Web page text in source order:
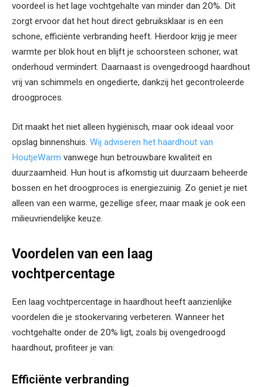
voordeel is het lage vochtgehalte van minder dan 20%. Dit
zorgt ervoor dat het hout direct gebruiksklaar is en een
schone, efficiënte verbranding heeft. Hierdoor krijg je meer
warmte per blok hout en blijft je schoorsteen schoner, wat
onderhoud vermindert. Daarnaast is ovengedroogd haardhout
vrij van schimmels en ongedierte, dankzij het gecontroleerde
droogproces.
Dit maakt het niet alleen hygiënisch, maar ook ideaal voor
opslag binnenshuis. Wij adviseren het haardhout van
HoutjeWarm vanwege hun betrouwbare kwaliteit en
duurzaamheid. Hun hout is afkomstig uit duurzaam beheerde
bossen en het droogproces is energiezuinig. Zo geniet je niet
alleen van een warme, gezellige sfeer, maar maak je ook een
milieuvriendelijke keuze.
Voordelen van een laag
vochtpercentage
Een laag vochtpercentage in haardhout heeft aanzienlijke
voordelen die je stookervaring verbeteren. Wanneer het
vochtgehalte onder de 20% ligt, zoals bij ovengedroogd
haardhout, profiteer je van:
Efficiënte verbranding